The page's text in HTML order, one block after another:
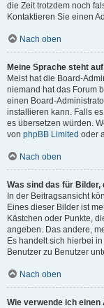
die Zeit trotzdem noch
Kontaktieren Sie einen
Nach oben
Meine Sprache steht
Meist hat die Board-
niemand hat das Forum
einen Board-
installieren kann. Falls
es übersetzen würden.
von phpBB Limited oder
Nach oben
Was sind das für
In der Beitragsansicht
Eines dieser Bilder ist
Kästchen oder Punkte,
angeben. Das andere,
Es handelt sich hierbei
Benutzer zu Benutzer
Nach oben
Wie verwende ich einen